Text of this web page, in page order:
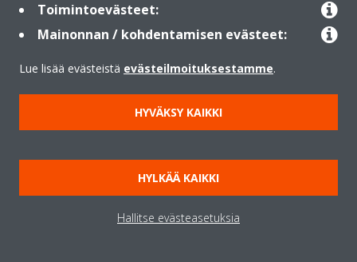
Mistä on turvallisinta ostaa
lämpöpumppu?
Lähimmän valtuutetun Daikin-lämpöpumppujen edustajan
. Jälleenmyyjämme huolehtivat myös
lämpöpumpun asiantuntevasta asennuksesta.
Voiko lämpöpumppua käyttää
jäähdytykseen?
Toimintoevästeet:
Mainonnan / kohdentamisen evästeet:
Lue lisää evästeistä evästeilmoituksestamme.
HYVÄKSY KAIKKI
HYLKÄÄ KAIKKI
Hallitse evästeasetuksia